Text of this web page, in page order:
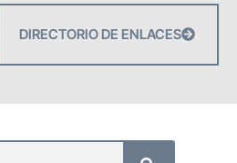
DIRECTORIO DE ENLACES